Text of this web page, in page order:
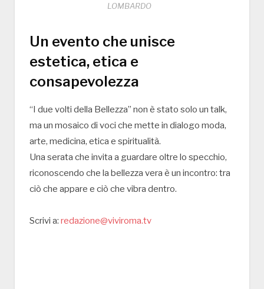
LOMBARDO
Un evento che unisce
estetica, etica e
consapevolezza
“I due volti della Bellezza” non è stato solo un talk,
ma un mosaico di voci che mette in dialogo moda,
arte, medicina, etica e spiritualità.
Una serata che invita a guardare oltre lo specchio,
riconoscendo che la bellezza vera è un incontro: tra
ciò che appare e ciò che vibra dentro.
Scrivi a: redazione@viviroma.tv